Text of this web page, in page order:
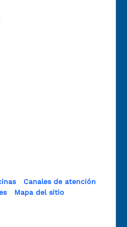
Canales de atención
Mapa del sitio